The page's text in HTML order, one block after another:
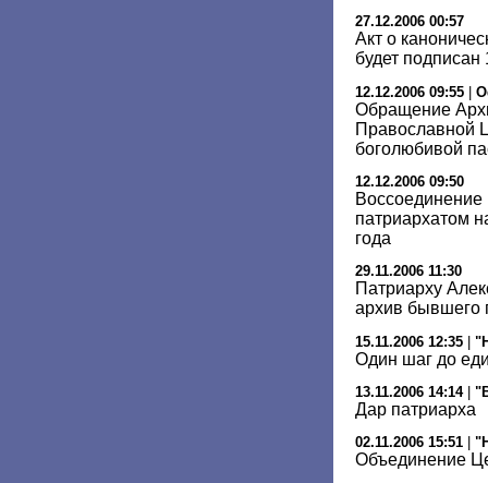
27.12.2006 00:57
Акт о
будет
12.12.2006 09:55
Обращение
Православной
боголюбивой
12.12.2006 09:50
патриархатом
года
29.11.2006 11:30
Патриарху
архив
15.11.2006 12:35
Один шаг до
13.11.2006 14:14|
Дар патриарха
02.11.2006 15:51
Объединение